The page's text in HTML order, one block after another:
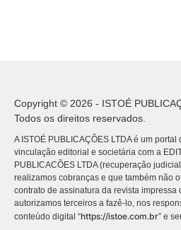
Copyright © 2026 - ISTOÉ
Todos os direitos reservados.
A ISTOÉ PUBLICAÇÕES LTDA é um
vinculação editorial e societária com a
PUBLICACÕES LTDA (recuperação
realizamos cobranças e que também não
contrato de assinatura da revista impressa
autorizamos terceiros a fazê-lo, nos
conteúdo digital “https://istoe.com.br” e